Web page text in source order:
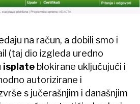
na račun, a dobili smo i
(taj dio izgleda uredno
isplate blokirane uključujući i
autorizirane i
s jučerašnjim i današnjim